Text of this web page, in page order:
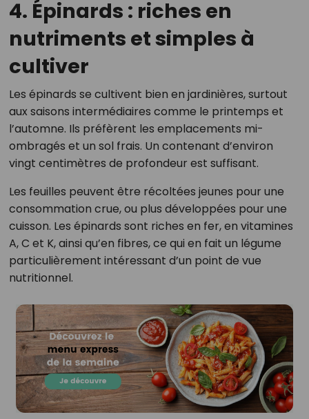
4. Épinards : riches en
nutriments et simples à
cultiver
Les épinards se cultivent bien en jardinières, surtout
aux saisons intermédiaires comme le printemps et
l’automne. Ils préfèrent les emplacements mi-
ombragés et un sol frais. Un contenant d’environ
vingt centimètres de profondeur est suffisant.
Les feuilles peuvent être récoltées jeunes pour une
consommation crue, ou plus développées pour une
cuisson. Les épinards sont riches en fer, en vitamines
A, C et K, ainsi qu’en fibres, ce qui en fait un légume
particulièrement intéressant d’un point de vue
nutritionnel.